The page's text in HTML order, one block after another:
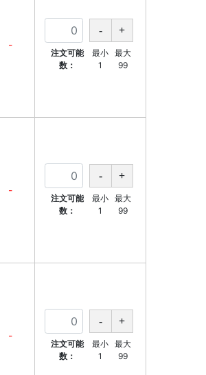
-
注文可能
数：
最小
1
最大
99
-
注文可能
数：
最小
1
最大
99
-
注文可能
数：
最小
1
最大
99